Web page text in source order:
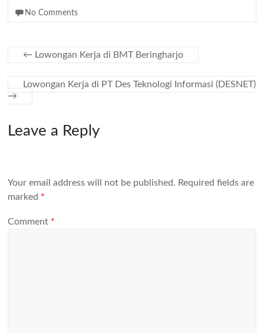
No Comments
← Lowongan Kerja di BMT Beringharjo
Lowongan Kerja di PT Des Teknologi Informasi (DESNET)
→
Leave a Reply
Your email address will not be published. Required fields are
marked *
Comment *